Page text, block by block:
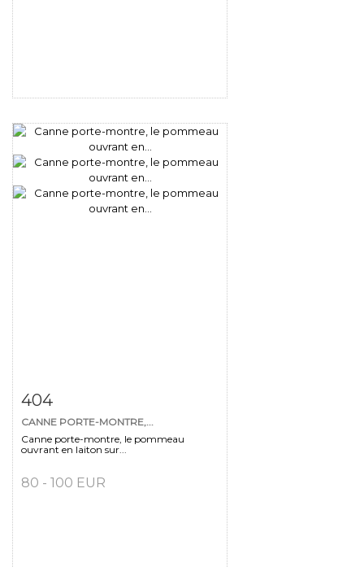
Fiche détaillée
404
CANNE PORTE-MONTRE,...
Canne porte-montre, le pommeau
ouvrant en laiton sur...
80 - 100 EUR